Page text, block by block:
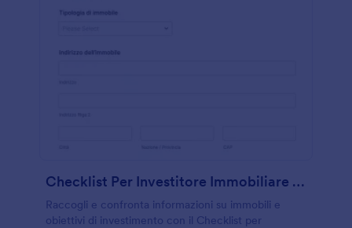
Checklist Per Investitore Immobiliare Form
Raccogli e confronta informazioni su immobili e
obiettivi di investimento con il Checklist per